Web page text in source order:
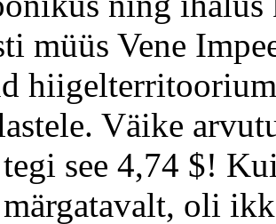
müüs Vene
Väike
see 4,74 $!
märgatavalt, oli